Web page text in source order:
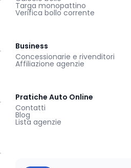
Targa monopattino
Verifica bollo corrente
Business
Concessionarie e rivenditori
Affiliazione agenzie
Pratiche Auto Online
Contatti
Blog
Lista agenzie